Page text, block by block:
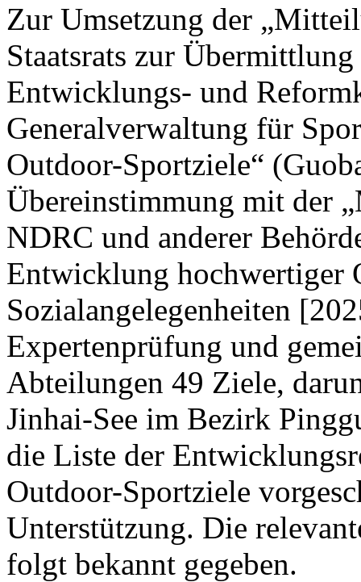
Zur Umsetzung der
Staatsrats zur
Entwicklungs- und
Generalverwaltung für
Outdoor-Sportziele“
Übereinstimmung mit der
NDRC und anderer
Entwicklung hochwertiger
Sozialangelegenheiten
Expertenprüfung und
Abteilungen 49 Ziele,
Jinhai-See im Bezirk
die Liste der
Outdoor-Sportziele
Unterstützung. Die
folgt bekannt gegeben.